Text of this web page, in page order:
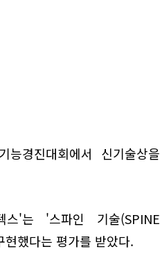
경진대회에서 신기술상을
'는 '스파인 기술(SPINE
했다는 평가를 받았다.